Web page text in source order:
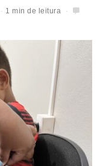
1 min de leitura